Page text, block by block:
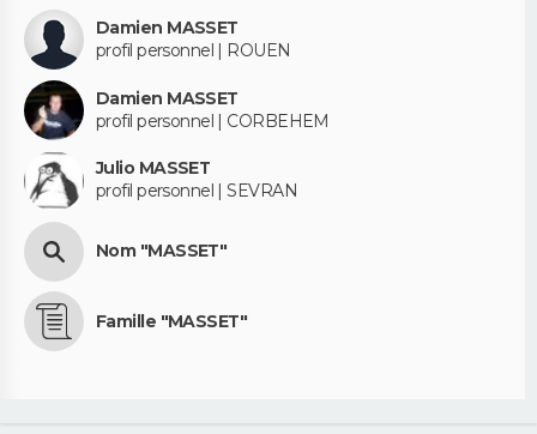
Damien MASSET
profil personnel | ROUEN
Damien MASSET
profil personnel | CORBEHEM
Julio MASSET
profil personnel | SEVRAN
Nom "MASSET"
Famille "MASSET"